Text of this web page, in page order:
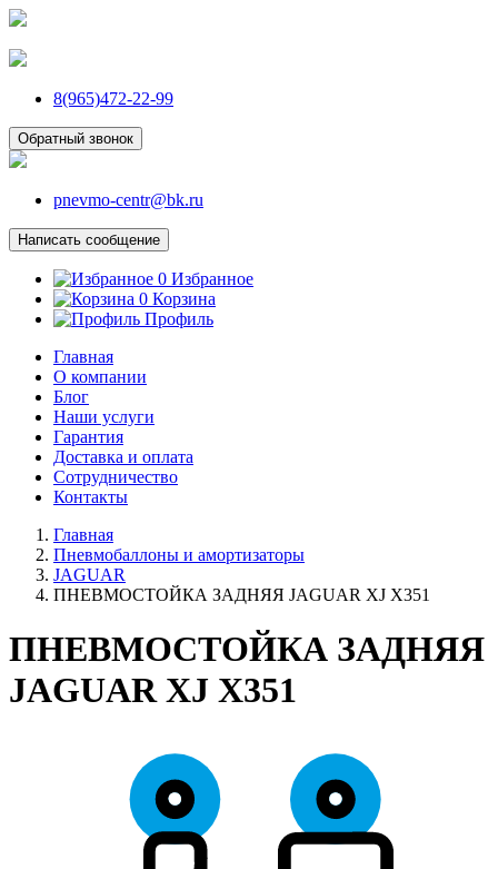
8(965)472-22-99
Обратный звонок
pnevmo-centr@bk.ru
Написать сообщение
0 Избранное
0 Корзина
Профиль
Главная
О компании
Блог
Наши услуги
Гарантия
Доставка и оплата
Сотрудничество
Контакты
Главная
Пневмобаллоны и амортизаторы
JAGUAR
ПНЕВМОСТОЙКА ЗАДНЯЯ JAGUAR XJ X351
ПНЕВМОСТОЙКА ЗАДНЯЯ
JAGUAR XJ X351